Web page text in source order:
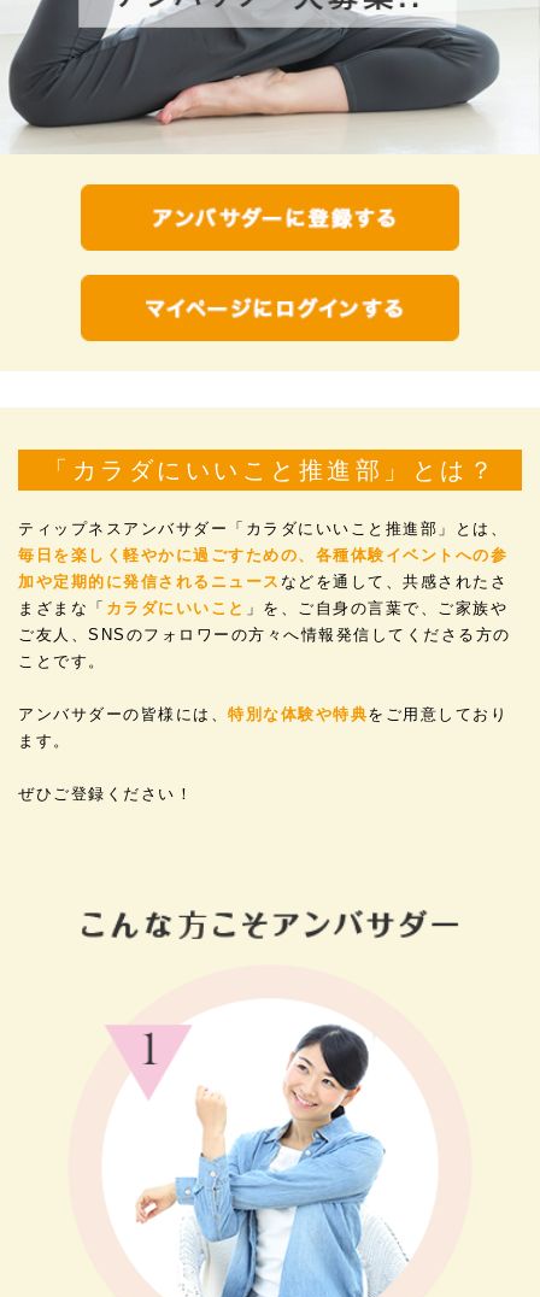
「カラダにいいこと推進部」とは？
ティップネスアンバサダー「カラダにいいこと推進部」とは、
毎日を楽しく軽やかに過ごすための、各種体験イベントへの参
加や定期的に発信されるニュース などを通して、共感されたさ
まざまな「 カラダにいいこと 」を、ご自身の言葉で、ご家族や
ご友人、SNSのフォロワーの方々へ情報発信してくださる方の
ことです。
アンバサダーの皆様には、 特別な体験や特典をご用意しており
ます。
ぜひご登録ください！